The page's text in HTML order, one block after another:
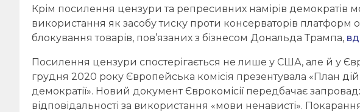
Крім посилення цензури та репресивних намірів демократів
використання як засобу тиску проти консерваторів платформ
блокування товарів, пов’язаних з бізнесом Дональда Трампа,
Посилення цензури спостерігається не лише у США, але й у
грудня 2020 року Європейська комісія презентувала «План
демократії». Новий документ Єврокомісії передбачає
відповідальності за використання «мови ненависті».